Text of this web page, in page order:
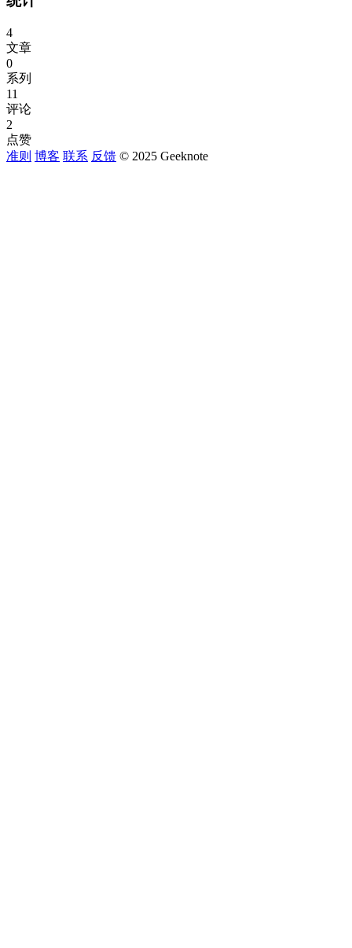
4
文章
0
系列
11
评论
2
点赞
准则 博客 联系 反馈 © 2025 Geeknote